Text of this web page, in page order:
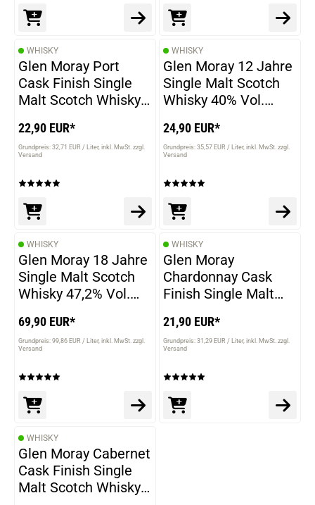
WHISKY
Glen Moray Port
Cask Finish Single
Malt Scotch Whisky
22,90 EUR*
Grundpreis: 32,71 EUR / Liter inkl. MwSt. zzgl.
Versand
WHISKY
Glen Moray 12 Jahre
Single Malt Scotch
Whisky 40% Vol.
24,90 EUR*
Grundpreis: 35,57 EUR / Liter inkl. MwSt. zzgl.
Versand
WHISKY
Glen Moray 18 Jahre
Single Malt Scotch
Whisky 47,2% Vol.
69,90 EUR*
Grundpreis: 99,86 EUR / Liter inkl. MwSt. zzgl.
Versand
WHISKY
Glen Moray
Chardonnay Cask
Finish Single Malt
Vol. 700ml
21,90 EUR*
Grundpreis: 31,29 EUR / Liter inkl. MwSt. zzgl.
Versand
WHISKY
Glen Moray Cabernet
Cask Finish Single
Malt Scotch Whisky